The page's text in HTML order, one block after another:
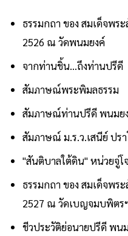
ธรรมกถา ของ สมเด็จพร
2526 ณ วัดพนมยงค์
จากท่านชิ้น...ถึงท่านปรีดี
สัมภาษณ์พระพิมลธรรม
สัมภาษณ์ท่านปรีดี พนมย
สัมภาษณ์ ม.ร.ว.เสนีย์ ปร
"สันติบาลใต้ดิน" หน่วยจู่โ
ธรรมกถา ของ สมเด็จพร
2527 ณ วัดเบญจมบพิตร
ชีวประวัติย่อนายปรีดี พน